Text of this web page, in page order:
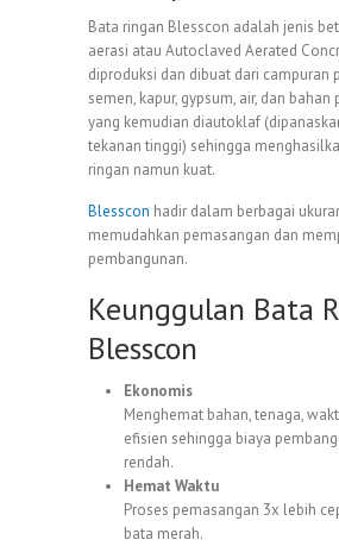
Bata ringan Blesscon adalah jenis
aerasi atau Autoclaved Aerated
diproduksi dan dibuat dari campuran
semen, kapur, gypsum, air, dan bahan
yang kemudian diautoklaf
tekanan tinggi) sehingga
ringan namun kuat.
Blesscon hadir dalam berbagai
memudahkan pemasangan dan
pembangunan.
Keunggulan Bata
Blesscon
Ekonomis
Menghemat bahan, tenaga,
efisien sehingga biaya
rendah.
Hemat Waktu
Proses pemasangan 3x lebih
bata merah.